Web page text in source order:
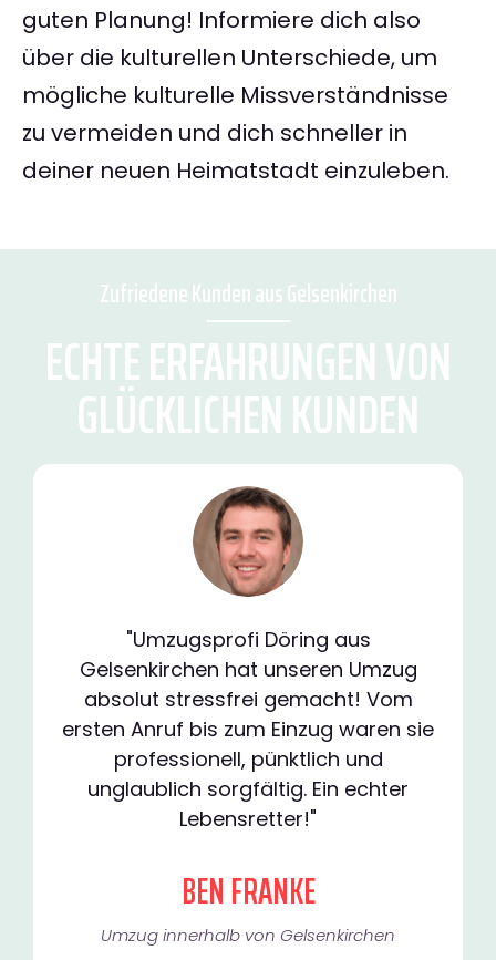
guten Planung! Informiere dich also
über die kulturellen Unterschiede, um
mögliche kulturelle Missverständnisse
zu vermeiden und dich schneller in
deiner neuen Heimatstadt einzuleben.
Zufriedene Kunden aus Gelsenkirchen
ECHTE ERFAHRUNGEN VON
GLÜCKLICHEN KUNDEN
"Umzugsprofi Döring aus
Gelsenkirchen hat unseren Umzug
absolut stressfrei gemacht! Vom
ersten Anruf bis zum Einzug waren sie
professionell, pünktlich und
unglaublich sorgfältig. Ein echter
Lebensretter!"
BEN FRANKE
Umzug innerhalb von Gelsenkirchen​